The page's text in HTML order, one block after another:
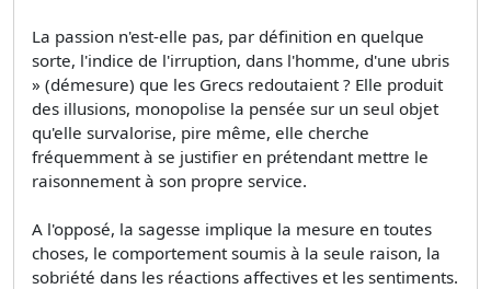
La passion n'est-elle pas, par définition en quelque
sorte, l'indice de l'irruption, dans l'homme, d'une ubris
» (démesure) que les Grecs redoutaient ? Elle produit
des illusions, monopolise la pensée sur un seul objet
qu'elle survalorise, pire même, elle cherche
fréquemment à se justifier en prétendant mettre le
raisonnement à son propre service.
A l'opposé, la sagesse implique la mesure en toutes
choses, le comportement soumis à la seule raison, la
sobriété dans les réactions affectives et les sentiments.